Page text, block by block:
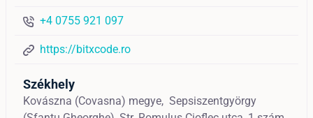
+4 0755 921 097
https://bitxcode.ro
Székhely
Kovászna (Covasna) megye, Sepsiszentgyörgy